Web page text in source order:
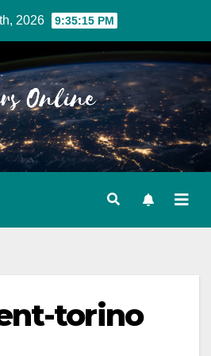
2026 9:35:15 PM
torino